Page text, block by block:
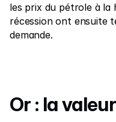
les prix du pétrole à la
récession ont ensuite
demande.
Or : la